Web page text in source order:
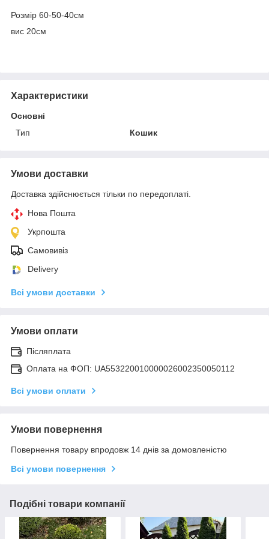
Розмір 60-50-40см
вис 20см
Характеристики
Основні
Тип
Кошик
Умови доставки
Доставка здійснюється тільки по передоплаті.
Нова Пошта
Укрпошта
Самовивіз
Delivery
Всі умови доставки
Умови оплати
Післяплата
Оплата на ФОП: UA553220010000026002350050112
Всі умови оплати
Умови повернення
Повернення товару впродовж 14 днів за домовленістю
Всі умови повернення
Подібні товари компанії